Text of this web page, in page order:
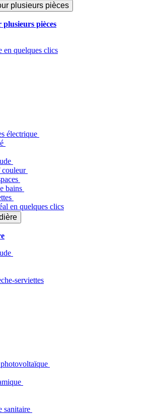
plusieurs pièces
pièces
en quelques clics
électrique
couleur
bains
en quelques clics
serviettes
sanitaire